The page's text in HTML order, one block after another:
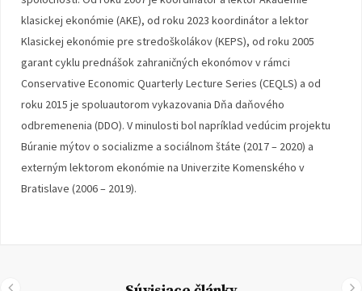
klasickej ekonómie (AKE), od roku 2023 koordinátor a lektor
Klasickej ekonómie pre stredoškolákov (KEPS), od roku 2005
garant cyklu prednášok zahraničných ekonómov v rámci
Conservative Economic Quarterly Lecture Series (CEQLS) a od
roku 2015 je spoluautorom vykazovania Dňa daňového
odbremenenia (DDO). V minulosti bol napríklad vedúcim projektu
Búranie mýtov o socializme a sociálnom štáte (2017 – 2020) a
externým lektorom ekonómie na Univerzite Komenského v
Bratislave (2006 – 2019).